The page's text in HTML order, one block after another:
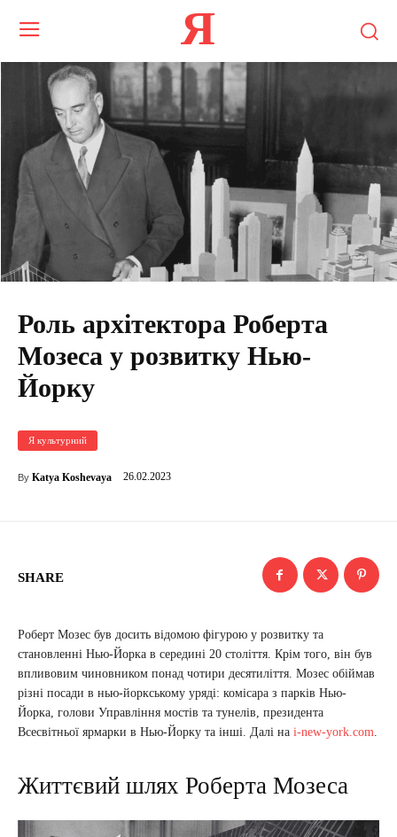
Я
Роль архітектора Роберта
Мозеса у розвитку Нью-
Йорку
Я культурний
By Katya Koshevaya 26.02.2023
SHARE
Роберт Мозес був досить відомою фігурою у розвитку та
становленні Нью-Йорка в середині 20 століття. Крім того, він був
впливовим чиновником понад чотири десятиліття. Мозес обіймав
різні посади в нью-йоркському уряді: комісара з парків Нью-
Йорка, голови Управління мостів та тунелів, президента
Всесвітньої ярмарки в Нью-Йорку та інші. Далі на i-new-york.com
Життєвий шлях Роберта Мозеса